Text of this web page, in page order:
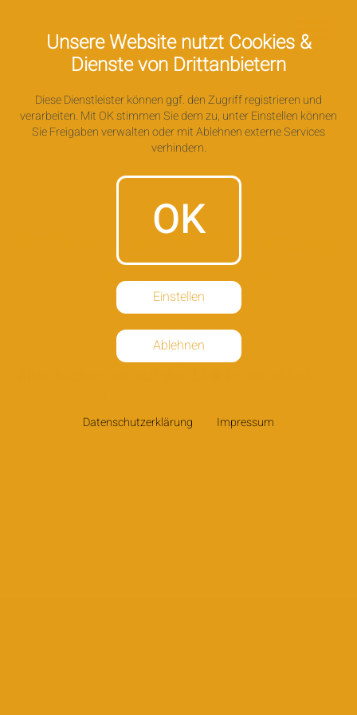
Herzlichen Dank für Ihre Anmeldung
zu unserem Newsletter
Wir haben Ihnen eine eMail mit einem
Anmeldelink an die hinterlegte eMail-
Adresse gesendet.
(Sehen Sie ggf. auch in Ihrem Spam-Ordner nach.)
Unsere Website nutzt Cookies &
Dienste von Drittanbietern
Diese Dienstleister können ggf. den Zugriff registrieren und
verarbeiten. Mit OK stimmen Sie dem zu, unter Einstellen können
Sie Freigaben verwalten oder mit Ablehnen externe Services
verhindern.
OK
Einstellen
Ablehnen
Datenschutzerklärung Impressum